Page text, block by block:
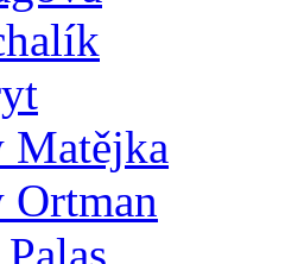
Matějka
Ortman